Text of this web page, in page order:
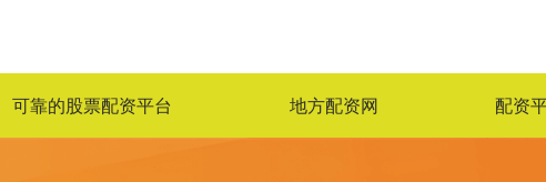
可靠的股票配资平台 地方配资网 配资